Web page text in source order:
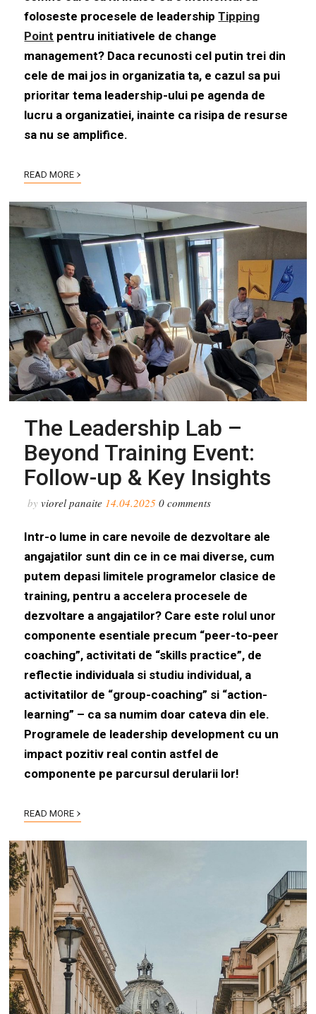
foloseste procesele de leadershipTipping
Point pentru initiativele de change
management? Daca recunosti cel putin trei din
cele de mai jos in organizatia ta, e cazul sa pui
prioritar tema leadership-ului pe agenda de
lucru a organizatiei, inainte ca risipa de resurse
sa nu se amplifice.
READ MORE ›
The Leadership Lab –
Beyond Training Event:
Follow-up & Key Insights
byviorel panaite 14.04.2025 0comments
Intr-o lume in care nevoile de dezvoltare ale
angajatilor sunt din ce in ce mai diverse, cum
putem depasi limitele programelor clasice de
training, pentru a accelera procesele de
dezvoltare a angajatilor? Care este rolul unor
componente esentiale precum “peer-to-peer
coaching”, activitati de “skills practice”, de
reflectie individuala si studiu individual, a
activitatilor de “group-coaching” si “action-
learning” – ca sa numim doar cateva din ele.
Programele de leadership development cu un
impact pozitiv real contin astfel de
componente pe parcursul derularii lor!
READ MORE ›